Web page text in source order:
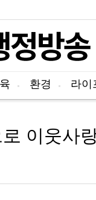
환경 라이
이웃사